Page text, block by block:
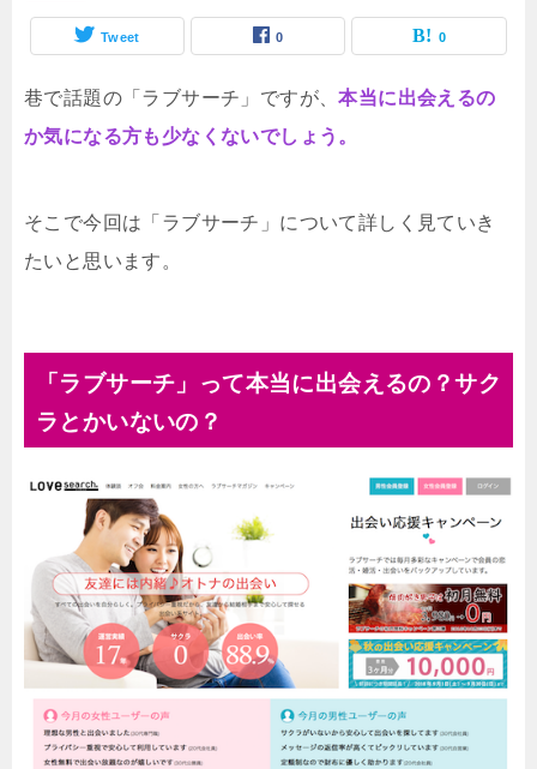
Tweet 0 0
巷で話題の「ラブサーチ」ですが、本当に出会えるの
か気になる方も少なくないでしょう。
そこで今回は「ラブサーチ」について詳しく見ていき
たいと思います。
「ラブサーチ」って本当に出会えるの？サク
ラとかいないの？